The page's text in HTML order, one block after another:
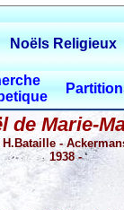
Noëls Religieux
de Marie-
H.Bataille -
1938 -